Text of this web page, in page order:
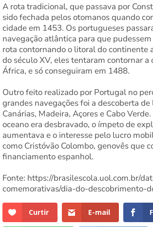
A rota tradicional, que passava por
sido fechada pelos otomanos quando
cidade em 1453. Os portugueses
navegação atlântica para que
rota contornando o litoral do continente
do século XV, eles tentaram contornar a
África, e só conseguiram em 1488.
Outro feito realizado por Portugal no
grandes navegações foi a descoberta de
Canárias, Madeira, Açores e Cabo
oceano era desbravado, o ímpeto de
aumentava e o interesse pelo lucro
como Cristóvão Colombo, genovês que
financiamento espanhol.
Fonte: https://brasilescola.uol.com.br/
comemorativas/dia-do-descobrimento-
Curtir E-mail